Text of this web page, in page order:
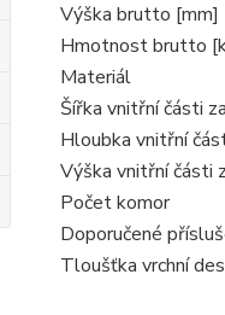
Výška brutto [mm]
Hmotnost brutto
Materiál
Šířka vnitřní části
Hloubka vnitřní
Výška vnitřní části
Počet komor
Doporučené
Tloušťka vrchní